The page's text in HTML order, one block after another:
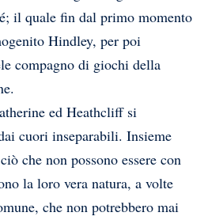
il quale fin dal primo momento
Hindley, per poi
compagno di giochi della
ed Heathcliff si
cuori inseparabili. Insieme
che non possono essere con
la loro vera natura, a volte
che non potrebbero mai